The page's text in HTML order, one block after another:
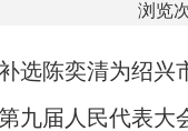
浏览
选陈奕清为绍
九届人民代表